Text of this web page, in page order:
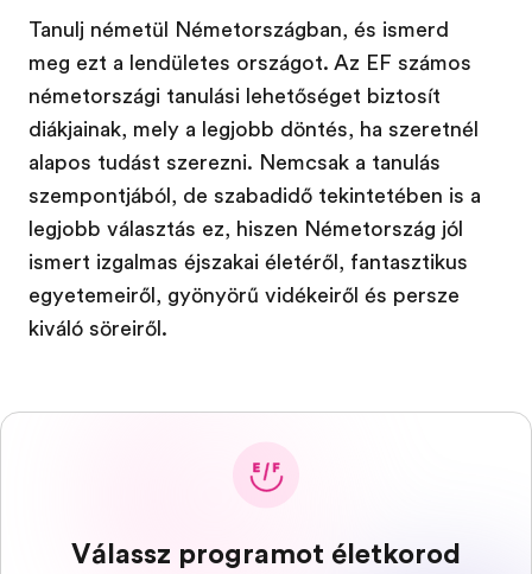
Tanulj németül Németországban, és ismerd
meg ezt a lendületes országot. Az EF számos
németországi tanulási lehetőséget biztosít
diákjainak, mely a legjobb döntés, ha szeretnél
alapos tudást szerezni. Nemcsak a tanulás
szempontjából, de szabadidő tekintetében is a
legjobb választás ez, hiszen Németország jól
ismert izgalmas éjszakai életéről, fantasztikus
egyetemeiről, gyönyörű vidékeiről és persze
kiváló söreiről.
Válassz programot életkorod